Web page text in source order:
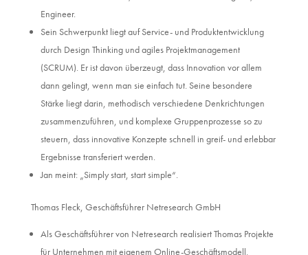
Engineer.
Sein Schwerpunkt liegt auf Service- und Produktentwicklung
durch Design Thinking und agiles Projektmanagement
(SCRUM). Er ist davon überzeugt, dass Innovation vor allem
dann gelingt, wenn man sie einfach tut. Seine besondere
Stärke liegt darin, methodisch verschiedene Denkrichtungen
zusammenzuführen, und komplexe Gruppenprozesse so zu
steuern, dass innovative Konzepte schnell in greif- und erlebbar
Ergebnisse transferiert werden.
Jan meint: „Simply start, start simple“.
Thomas Fleck, Geschäftsführer Netresearch GmbH
Als Geschäftsführer von Netresearch realisiert Thomas Projekte
für Unternehmen mit eigenem Online-Geschäftsmodell.